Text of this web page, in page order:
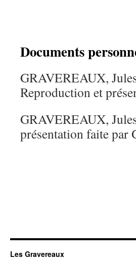
Documents
GRAVEREAUX,
Reproduction et
GRAVEREAUX,
présentation faite par
Les Gravereaux